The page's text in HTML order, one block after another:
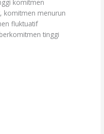
komitmen
komitmen menurun
fluktuatif
tinggi